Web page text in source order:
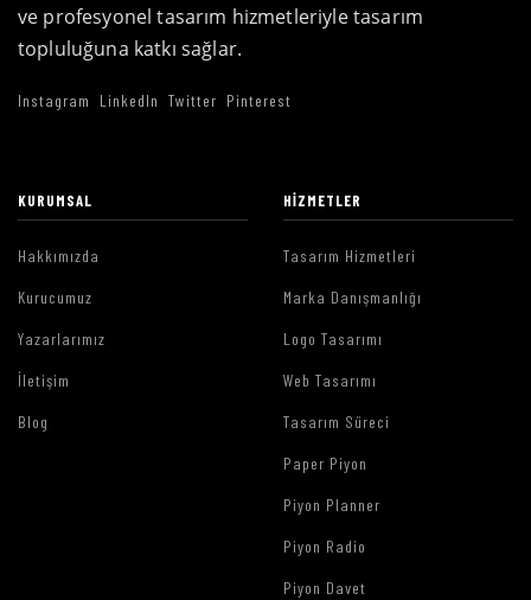
ve profesyonel tasarım hizmetleriyle tasarım
topluluğuna katkı sağlar.
Instagram LinkedIn Twitter Pinterest
KURUMSAL
Hakkımızda
Kurucumuz
Yazarlarımız
İletişim
Blog
HIZMETLER
Tasarım Hizmetleri
Marka Danışmanlığı
Logo Tasarımı
Web Tasarımı
Tasarım Süreci
Paper Piyon
Piyon Planner
Piyon Radio
Piyon Davet